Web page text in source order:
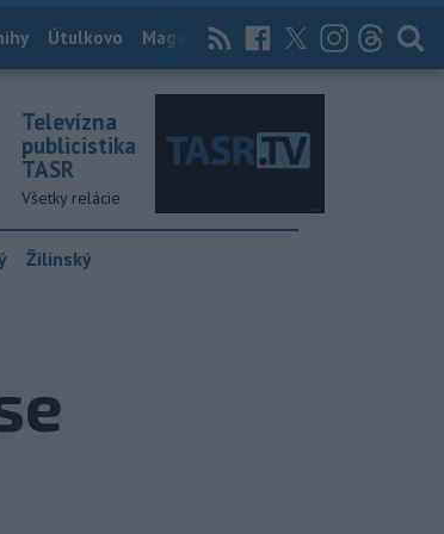
Útulkovo Magazín News Now Archív
Televízna
publicistika
TASR
Všetky relácie
Žilinský